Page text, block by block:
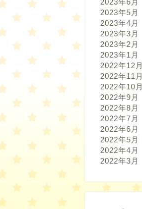
2023年5月
2023年4月
2023年3月
2023年2月
2023年1月
2022年12月
2022年11月
2022年10月
2022年9月
2022年8月
2022年7月
2022年6月
2022年5月
2022年4月
2022年3月